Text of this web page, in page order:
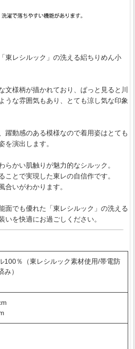
東レシルック」の洗える絽ちりめん小
文様柄が描かれており、ぱっと見ると川
うな雰囲気もあり、とても涼し気な印象
躍動感のある模様なので着用姿はとても
を演出します。
らかい肌触りが魅力的なシルック。
ことで実現した東レの自信作です。
合いがわかります。
面でも優れた「東レシルック」の洗える
いを快適にお過ごしください。
100％（東レシルック素材使用/帯電防
み）